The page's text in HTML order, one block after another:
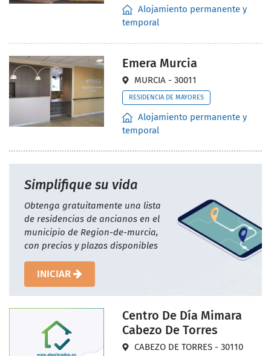
Alojamiento permanente y
temporal
Emera Murcia
MURCIA - 30011
RESIDENCIA DE MAYORES
Alojamiento permanente y
temporal
Simplifique su vida
Obtenga gratuitamente una lista
de residencias de ancianos en el
municipio de Region-de-murcia,
con precios y plazas disponibles
INICIAR
Centro De Día Mimara
Cabezo De Torres
CABEZO DE TORRES - 30110